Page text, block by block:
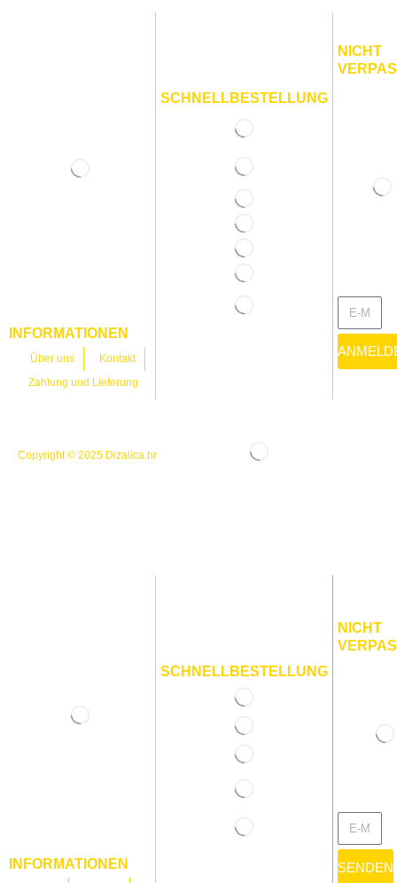
INFORMATIONEN
Über uns
Kontakt
Zahlung und Lieferung
SCHNELLBESTELLUNG
NICHT
Copyright © 2025 Dizalica.hr
INFORMATIONEN
SCHNELLBESTELLUNG
NICHT
SENDEN